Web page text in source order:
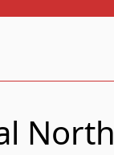
North